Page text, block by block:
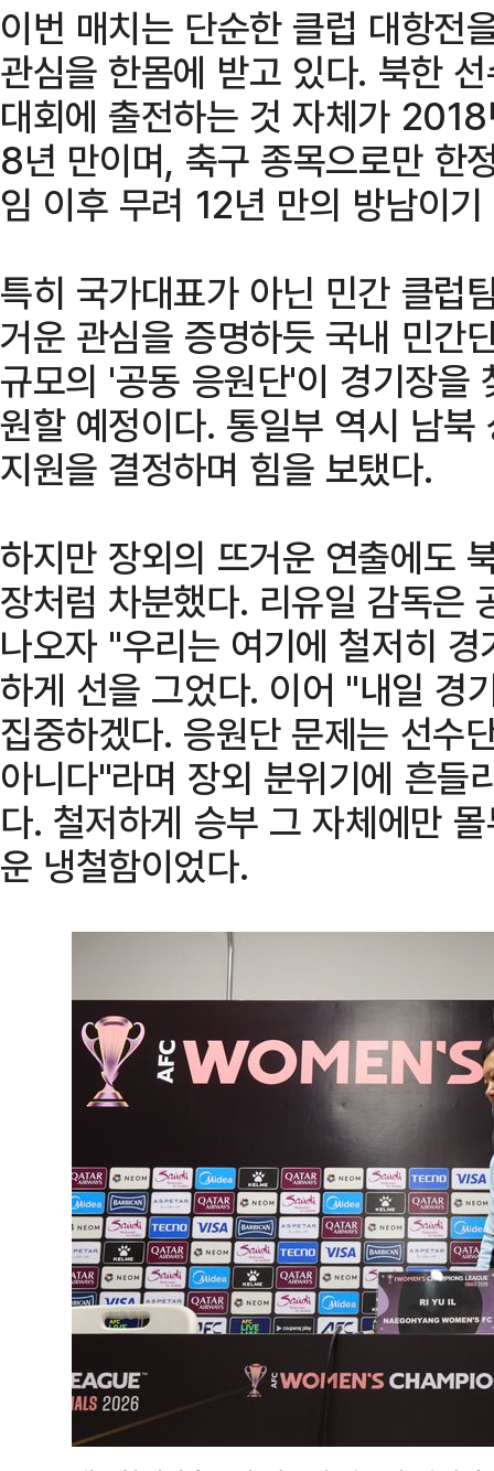
이번 매치는 단순한 클럽 대항전
관심을 한몸에 받고 있다. 북한
대회에 출전하는 것 자체가
8년 만이며, 축구 종목으로만 한
임 이후 무려 12년 만의 방남이
특히 국가대표가 아닌 민간 클럽
거운 관심을 증명하듯 국내 민
규모의 '공동 응원단'이 경기장을
원할 예정이다. 통일부 역시 남
지원을 결정하며 힘을 보탰다.
하지만 장외의 뜨거운 연출에도
장처럼 차분했다. 리유일 감독은
나오자 "우리는 여기에 철저히
하게 선을 그었다. 이어 "내일 경
집중하겠다. 응원단 문제는 선수
아니다"라며 장외 분위기에 흔들
다. 철저하게 승부 그 자체에만
운 냉철함이었다.